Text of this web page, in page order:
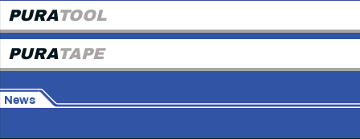
PURATOOL
PURATAPE
News